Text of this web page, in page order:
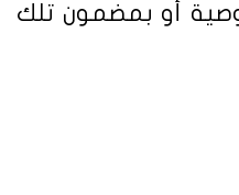
أو بمضمون تلك